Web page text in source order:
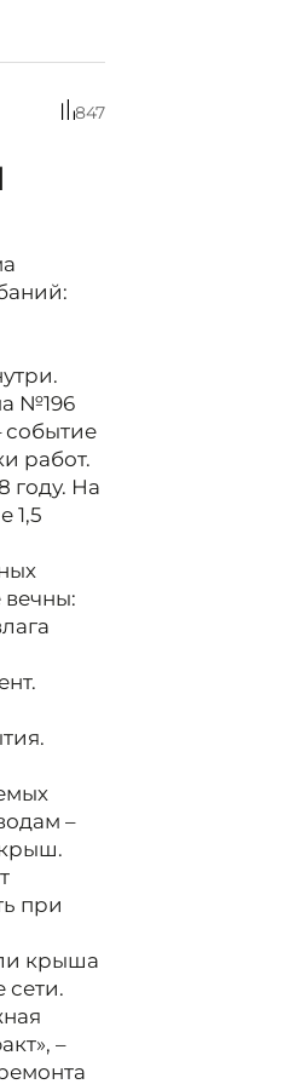
847
№196
событие
работ.
году. На
1,5
–
при
крыша
сети.
–